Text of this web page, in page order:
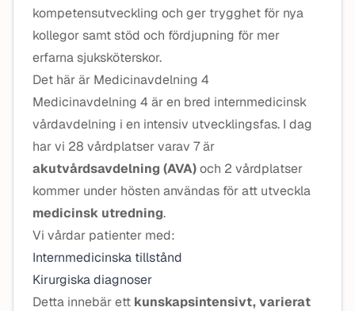
kompetensutveckling och ger trygghet för nya
kollegor samt stöd och fördjupning för mer
erfarna sjuksköterskor.
Det här är Medicinavdelning 4
Medicinavdelning 4 är en bred internmedicinsk
vårdavdelning i en intensiv utvecklingsfas. I dag
har vi 28 vårdplatser varav 7 är
akutvårdsavdelning (AVA)och 2 vårdplatser
kommer under hösten användas för att utveckla
medicinsk utredning.
Vi vårdar patienter med:
Internmedicinska tillstånd
Kirurgiska diagnoser
Detta innebär ett kunskapsintensivt, varierat